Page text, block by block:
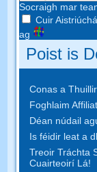
Socraigh mar
Cuir
ag
Poist is
Conas a
Foghlaim
Déan núdail
Is féidir leat a
Treoir Tráchta
Cuairteoirí Lá!